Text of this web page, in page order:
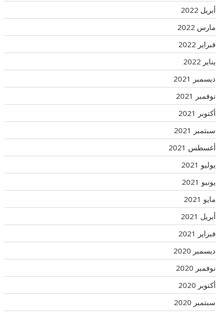
أبريل 2022
مارس 2022
فبراير 2022
يناير 2022
ديسمبر 2021
نوفمبر 2021
أكتوبر 2021
سبتمبر 2021
أغسطس 2021
يوليو 2021
يونيو 2021
مايو 2021
أبريل 2021
فبراير 2021
ديسمبر 2020
نوفمبر 2020
أكتوبر 2020
سبتمبر 2020